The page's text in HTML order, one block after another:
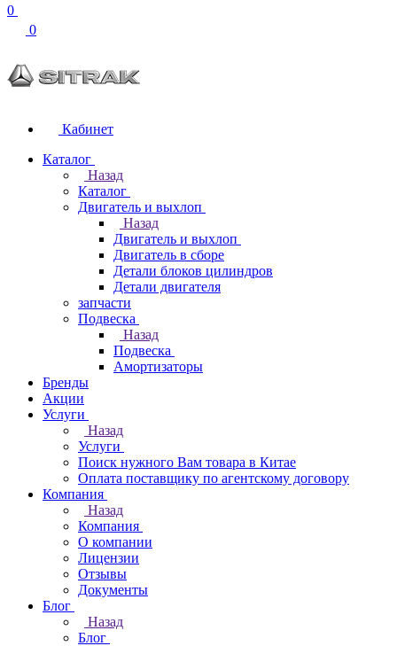
0
0
Кабинет
Каталог
Назад
Каталог
Двигатель и выхлоп
Назад
Двигатель и выхлоп
Двигатель в сборе
Детали блоков цилиндров
Детали двигателя
запчасти
Подвеска
Назад
Подвеска
Амортизаторы
Бренды
Акции
Услуги
Назад
Услуги
Поиск нужного Вам товара в Китае
Оплата поставщику по агентскому договору
Компания
Назад
Компания
О компании
Лицензии
Отзывы
Документы
Блог
Назад
Блог